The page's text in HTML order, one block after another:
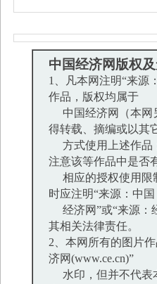
中国经济网版权及
1、凡本网注明“来源
作品，版权均属于
中国经济网（本网
得转载、摘编或以其
方式使用上述作品
注意该等作品中是否
相应的授权使用限
时应注明“来源：中国
经济网”或“来源：
其相关法律责任。
2、本网所有的图片
济网(www.ce.cn)”
水印，但并不代表